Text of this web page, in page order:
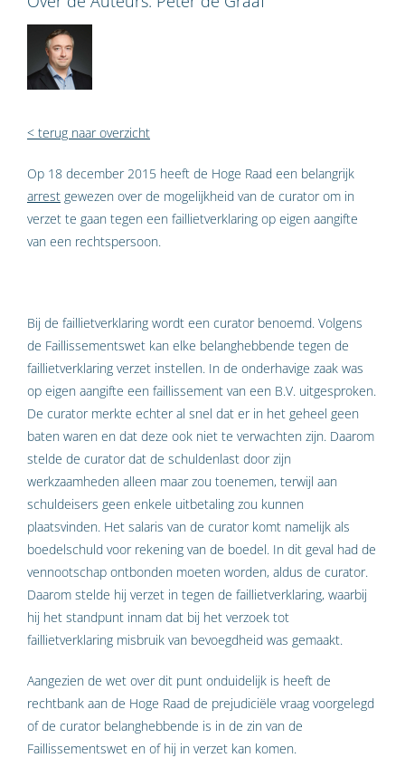
< terug naar overzicht
Op 18 december 2015 heeft de Hoge Raad een belangrijk
arrest gewezen over de mogelijkheid van de curator om in
verzet te gaan tegen een faillietverklaring op eigen aangifte
van een rechtspersoon.
Bij de faillietverklaring wordt een curator benoemd. Volgens
de Faillissementswet kan elke belanghebbende tegen de
faillietverklaring verzet instellen. In de onderhavige zaak was
op eigen aangifte een faillissement van een B.V. uitgesproken.
De curator merkte echter al snel dat er in het geheel geen
baten waren en dat deze ook niet te verwachten zijn. Daarom
stelde de curator dat de schuldenlast door zijn
werkzaamheden alleen maar zou toenemen, terwijl aan
schuldeisers geen enkele uitbetaling zou kunnen
plaatsvinden. Het salaris van de curator komt namelijk als
boedelschuld voor rekening van de boedel. In dit geval had de
vennootschap ontbonden moeten worden, aldus de curator.
Daarom stelde hij verzet in tegen de faillietverklaring, waarbij
hij het standpunt innam dat bij het verzoek tot
faillietverklaring misbruik van bevoegdheid was gemaakt.
Aangezien de wet over dit punt onduidelijk is heeft de
rechtbank aan de Hoge Raad de prejudiciële vraag voorgelegd
of de curator belanghebbende is in de zin van de
Faillissementswet en of hij in verzet kan komen.